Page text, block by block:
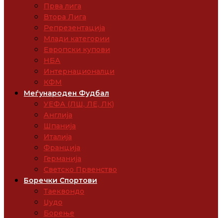
Прва лига
Втора Лига
Репрезентација
Млади категории
Европски купови
НБА
Интернационалци
КФМ
Меѓународен Фудбал
УЕФА (ЛШ, ЛЕ, ЛК)
Англија
Шпанија
Италија
Франција
Германија
Светско Првенство
Боречки Спортови
Таеквондо
Џудо
Борење